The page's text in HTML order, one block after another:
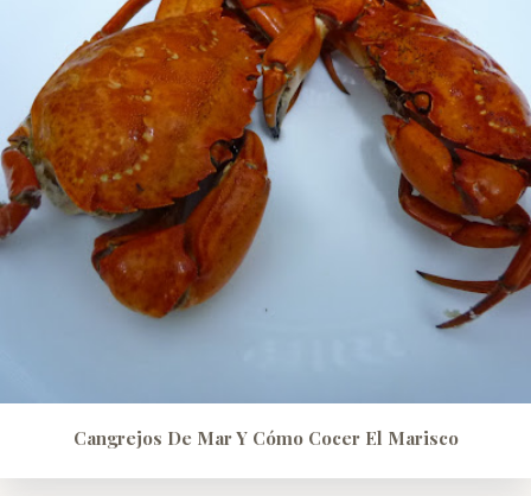
Cangrejos De Mar Y Cómo Cocer El Marisco